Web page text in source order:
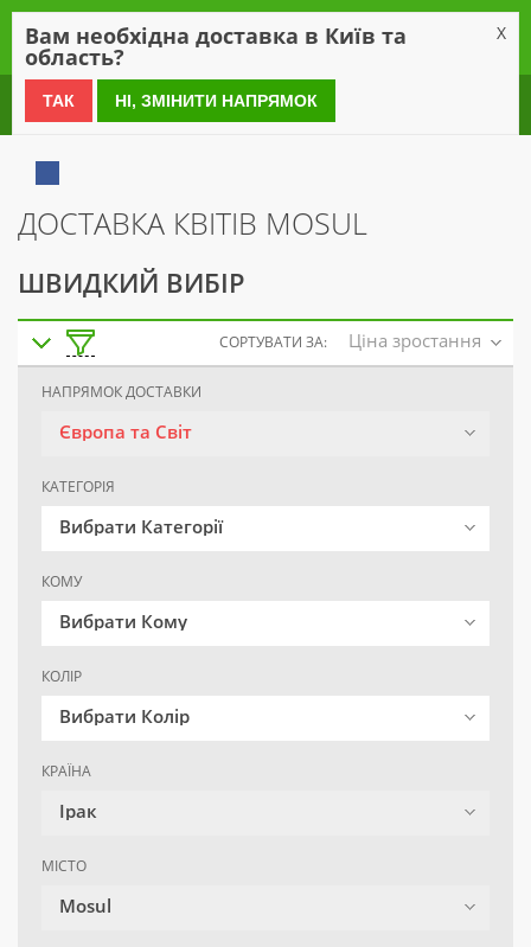
0 800 21 54 55
ДОСТАВКА КВІТІВ MOSUL
ШВИДКИЙ ВИБІР
СОРТУВАТИ ЗА: Ціна зростання
НАПРЯМОК ДОСТАВКИ
Європа та Світ
КАТЕГОРІЯ
Вибрати Категорії
КОМУ
Вибрати Кому
КОЛІР
Вибрати Колір
КРАЇНА
Ірак
МІСТО
Mosul
Вам необхідна доставка в Київ та
область?
X
ТАК НІ, ЗМІНИТИ НАПРЯМОК